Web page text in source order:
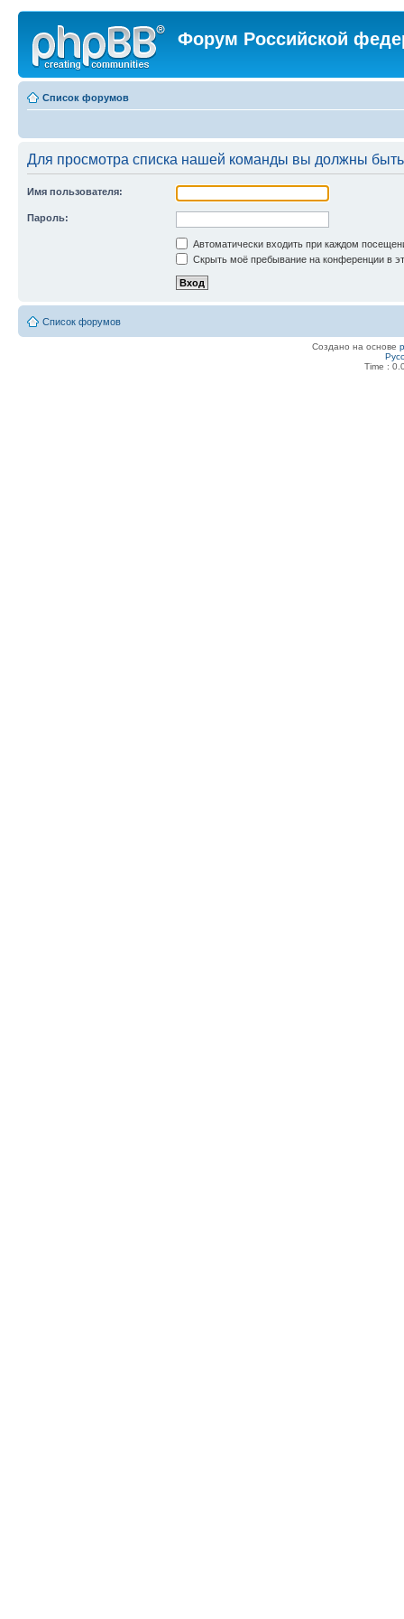
Форум Российской
Список форумов
Для просмотра списка нашей команды вы должны
Имя пользователя:
Пароль:
Автоматически входить при каждом
Скрыть моё пребывание на конференции в
Список форумов
Создано на основе
Time :